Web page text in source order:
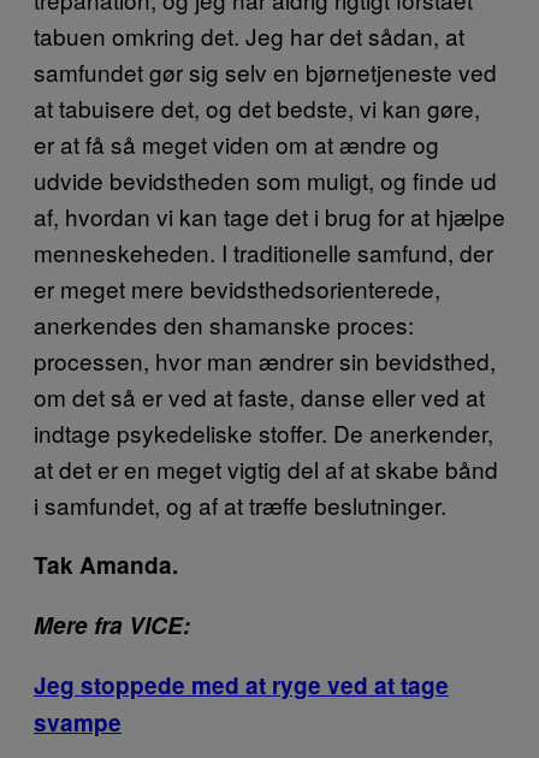
tabuen omkring det. Jeg har det sådan, at
samfundet gør sig selv en bjørnetjeneste ved
at tabuisere det, og det bedste, vi kan gøre,
er at få så meget viden om at ændre og
udvide bevidstheden som muligt, og finde ud
af, hvordan vi kan tage det i brug for at hjælpe
menneskeheden. I traditionelle samfund, der
er meget mere bevidsthedsorienterede,
anerkendes den shamanske proces:
processen, hvor man ændrer sin bevidsthed,
om det så er ved at faste, danse eller ved at
indtage psykedeliske stoffer. De anerkender,
at det er en meget vigtig del af at skabe bånd
i samfundet, og af at træffe beslutninger.
Tak Amanda.
Mere fra VICE:
Jeg stoppede med at ryge ved at tage
svampe